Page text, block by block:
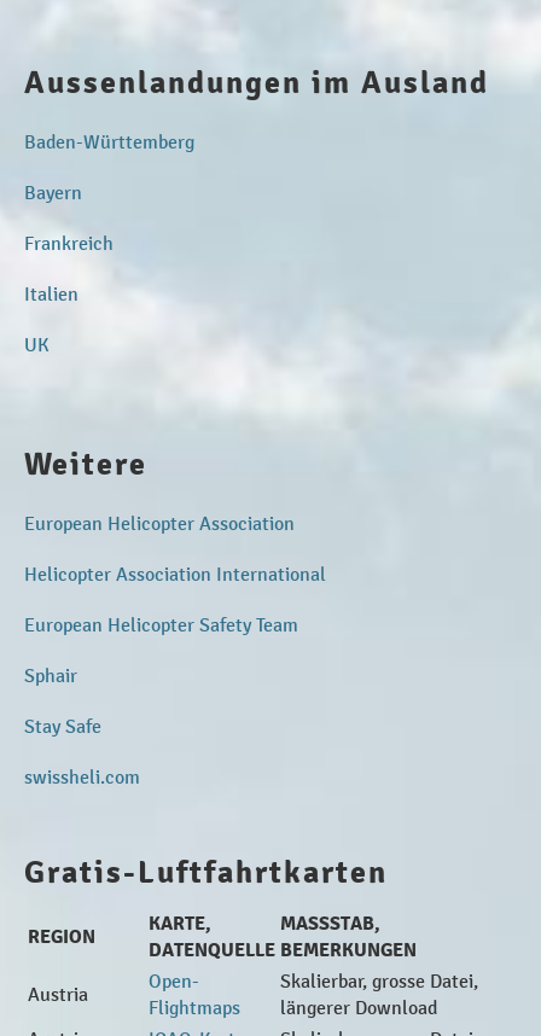
Aussenlandungen im Ausland
Baden-Württemberg
Bayern
Frankreich
Italien
UK
Weitere
European Helicopter Association
Helicopter Association International
European Helicopter Safety Team
Sphair
Stay Safe
swissheli.com
Gratis-Luftfahrtkarten
REGION
KARTE,
DATENQUELLE
MASSSTAB,
BEMERKUNGEN
Austria
Open-
Flightmaps
Skalierbar, grosse Datei,
längerer Download